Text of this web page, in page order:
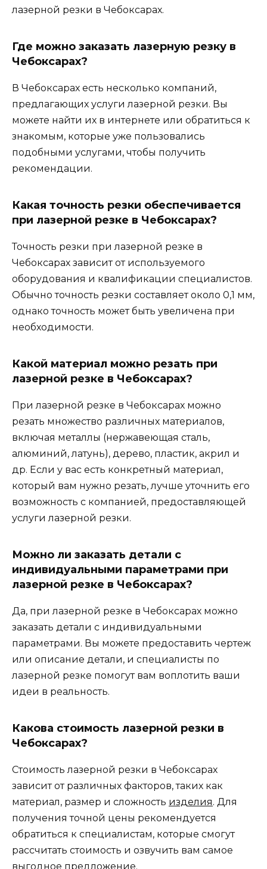
лазерной резки в Чебоксарах.
Где можно заказать лазерную резку в
Чебоксарах?
В Чебоксарах есть несколько компаний,
предлагающих услуги лазерной резки. Вы
можете найти их в интернете или обратиться к
знакомым, которые уже пользовались
подобными услугами, чтобы получить
рекомендации.
Какая точность резки обеспечивается
при лазерной резке в Чебоксарах?
Точность резки при лазерной резке в
Чебоксарах зависит от используемого
оборудования и квалификации специалистов.
Обычно точность резки составляет около 0,1 мм,
однако точность может быть увеличена при
необходимости.
Какой материал можно резать при
лазерной резке в Чебоксарах?
При лазерной резке в Чебоксарах можно
резать множество различных материалов,
включая металлы (нержавеющая сталь,
алюминий, латунь), дерево, пластик, акрил и
др. Если у вас есть конкретный материал,
который вам нужно резать, лучше уточнить его
возможность с компанией, предоставляющей
услуги лазерной резки.
Можно ли заказать детали с
индивидуальными параметрами при
лазерной резке в Чебоксарах?
Да, при лазерной резке в Чебоксарах можно
заказать детали с индивидуальными
параметрами. Вы можете предоставить чертеж
или описание детали, и специалисты по
лазерной резке помогут вам воплотить ваши
идеи в реальность.
Какова стоимость лазерной резки в
Чебоксарах?
Стоимость лазерной резки в Чебоксарах
зависит от различных факторов, таких как
материал, размер и сложность изделия. Для
получения точной цены рекомендуется
обратиться к специалистам, которые смогут
рассчитать стоимость и озвучить вам самое
выгодное предложение.